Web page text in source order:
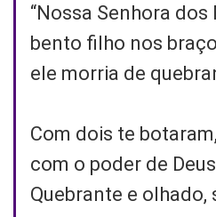
“Nossa Senhora
bento filho nos
ele morria de
Com dois te
com o poder de
Quebrante e olhado,